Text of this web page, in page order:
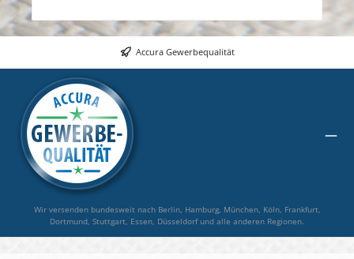
Accura Gewerbequalität
Wir versenden bundesweit nach Berlin, Hamburg, München, Köln, Frankfurt,
Dortmund, Stuttgart, Essen, Düsseldorf und alle anderen Regionen.